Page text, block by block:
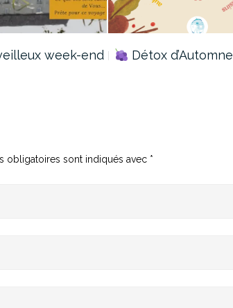
week-end
Détox d’Automne
obligatoires sont indiqués avec *